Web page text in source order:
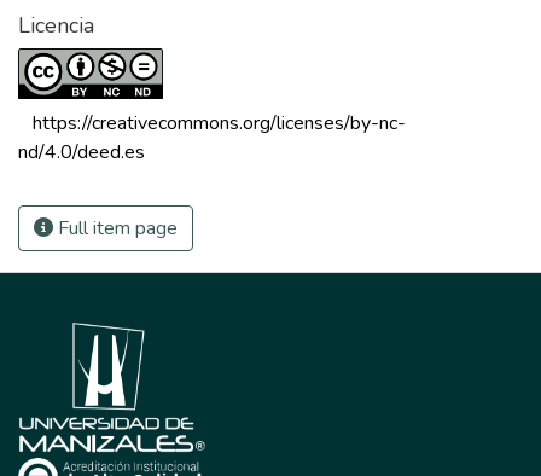
Licencia
https://creativecommons.org/licenses/by-nc-
nd/4.0/deed.es
Full item page